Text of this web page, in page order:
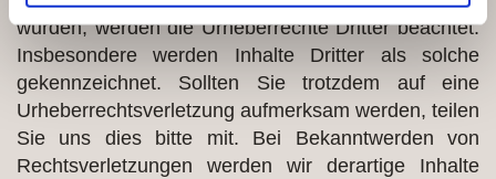
wurden, werden die Urheberrechte Dritter beachtet.
Insbesondere werden Inhalte Dritter als solche
gekennzeichnet. Sollten Sie trotzdem auf eine
Urheberrechtsverletzung aufmerksam werden, teilen
Sie uns dies bitte mit. Bei Bekanntwerden von
Rechtsverletzungen werden wir derartige Inhalte